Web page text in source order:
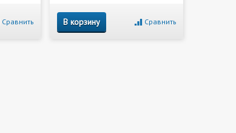
Сравнить В корзину Сравнить